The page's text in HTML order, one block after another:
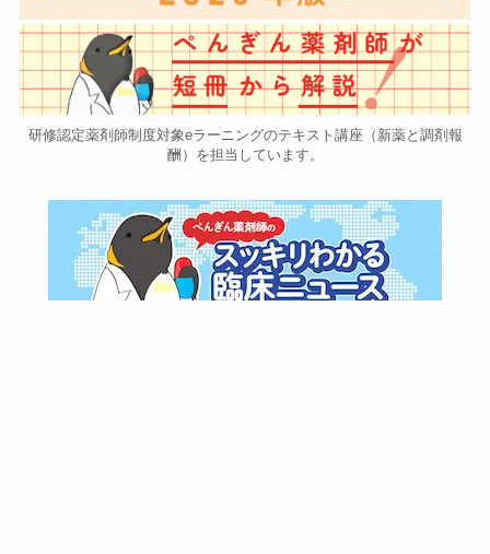
研修認定薬剤師制度対象eラーニングのテキスト講座（新薬と調剤報
酬）を担当しています。